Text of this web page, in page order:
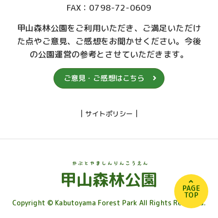
FAX：0798-72-0609
甲山森林公園をご利用いただき、ご満足いただけ
た点やご意見、ご感想をお聞かせください。今後
の公園運営の参考とさせていただきます。
ご意見・ご感想はこちら
| サイトポリシー |
PAGE
TOP
Copyright © Kabutoyama Forest Park All Rights Reserved.